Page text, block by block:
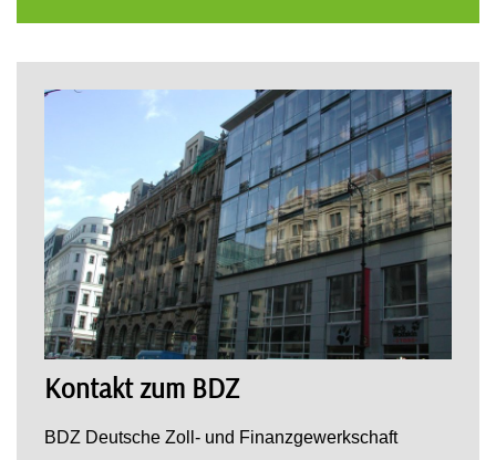
Kontakt zum BDZ
BDZ Deutsche Zoll- und Finanzgewerkschaft